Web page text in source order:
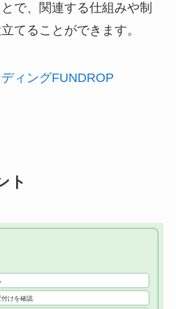
で、関連する仕組みや制
てることができます。
ィングFUNDROP
ト
けを確認